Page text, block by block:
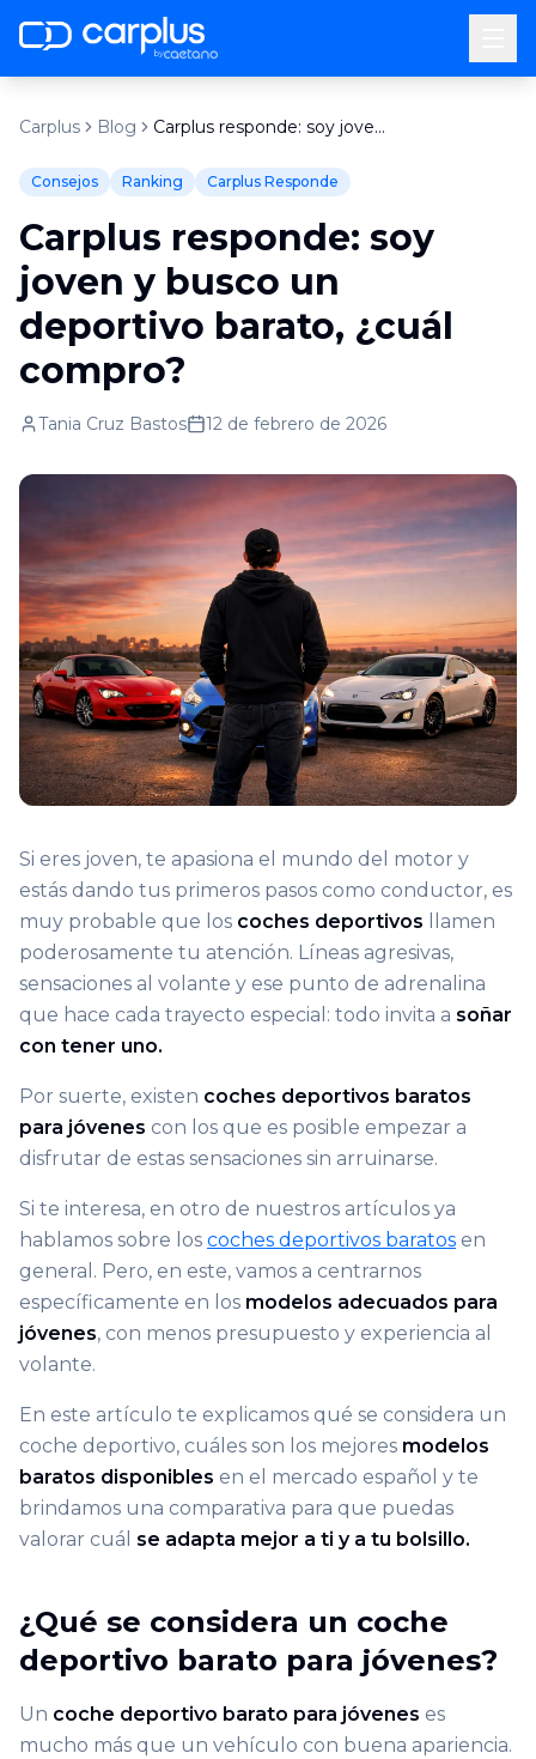
by
Carplus Blog Carplus responde: soy joven y busco un deportivo barato, ¿cuál compro?
Consejos Ranking Carplus Responde
Carplus responde: soy
joven y busco un
deportivo barato, ¿cuál
compro?
Tania Cruz Bastos 12 de febrero de 2026
Si eres joven, te apasiona el mundo del motor y
estás dando tus primeros pasos como conductor, es
muy probable que los coches deportivos llamen
poderosamente tu atención. Líneas agresivas,
sensaciones al volante y ese punto de adrenalina
que hace cada trayecto especial: todo invita a soñar
con tener uno.
Por suerte, existen coches deportivos baratos
para jóvenes con los que es posible empezar a
disfrutar de estas sensaciones sin arruinarse.
Si te interesa, en otro de nuestros artículos ya
hablamos sobre los coches deportivos baratos en
general. Pero, en este, vamos a centrarnos
específicamente en los modelos adecuados para
jóvenes, con menos presupuesto y experiencia al
volante.
En este artículo te explicamos qué se considera un
coche deportivo, cuáles son los mejores modelos
baratos disponibles en el mercado español y te
brindamos una comparativa para que puedas
valorar cuál se adapta mejor a ti y a tu bolsillo.
¿Qué se considera un coche
deportivo barato para jóvenes?
Un coche deportivo barato para jóvenes es
mucho más que un vehículo con buena apariencia.